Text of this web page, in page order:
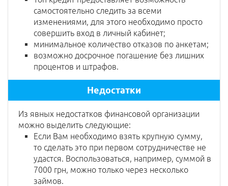
самостоятельно следить за всеми
изменениями, для этого необходимо просто
совершить вход в личный кабинет;
минимальное количество отказов по анкетам;
возможно досрочное погашение без лишних
процентов и штрафов.
Недостатки
Из явных недостатков финансовой организации
можно выделить следующие:
Если Вам необходимо взять крупную сумму,
то сделать это при первом сотрудничестве не
удастся. Воспользоваться, например, суммой в
7000 грн, можно только через несколько
займов.